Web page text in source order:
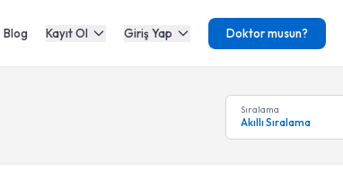
Blog Kayıt Ol Giriş Yap Doktor musun?
Sıralama
Akıllı Sıralama